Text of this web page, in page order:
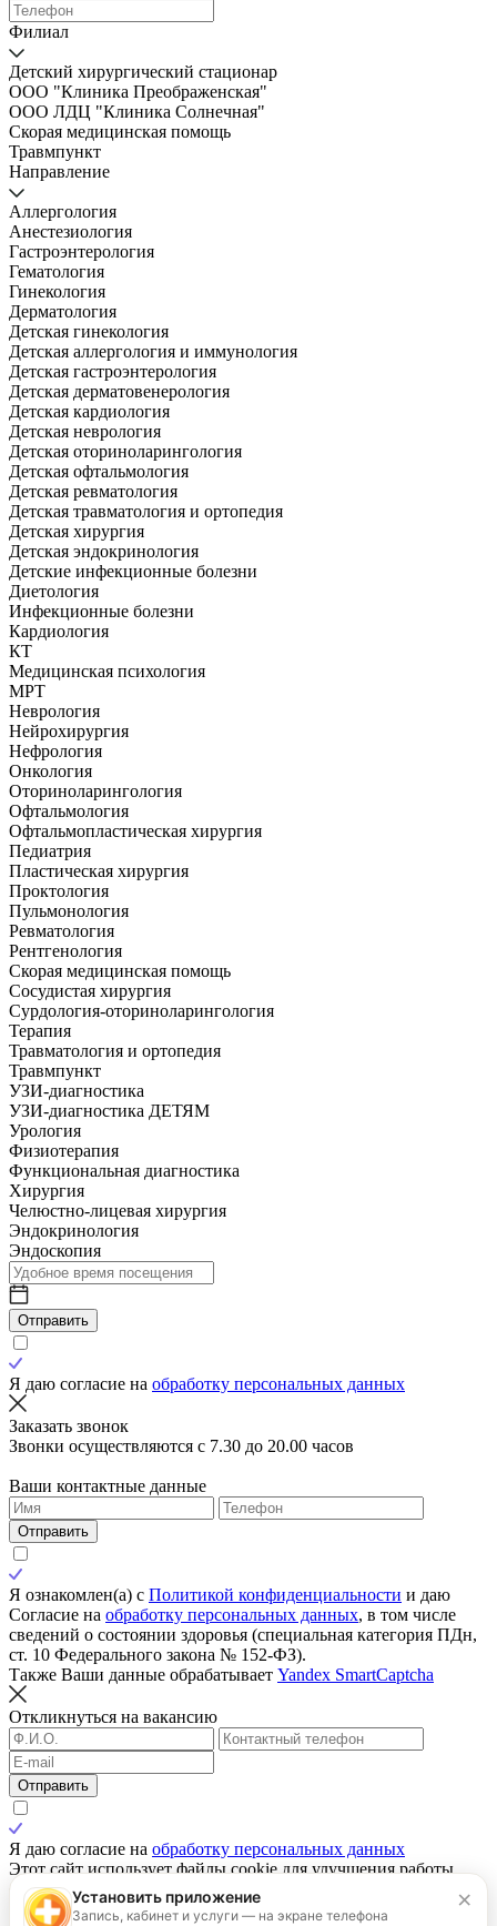
Филиал
Детский хирургический стационар
ООО "Клиника Преображенская"
ООО ЛДЦ "Клиника Солнечная"
Скорая медицинская помощь
Травмпункт
Направление
Аллергология
Анестезиология
Гастроэнтерология
Гематология
Гинекология
Дерматология
Детская гинекология
Детская аллергология и иммунология
Детская гастроэнтерология
Детская дерматовенерология
Детская кардиология
Детская неврология
Детская оториноларингология
Детская офтальмология
Детская ревматология
Детская травматология и ортопедия
Детская хирургия
Детская эндокринология
Детские инфекционные болезни
Диетология
Инфекционные болезни
Кардиология
КТ
Медицинская психология
МРТ
Неврология
Нейрохирургия
Нефрология
Онкология
Оториноларингология
Офтальмология
Офтальмопластическая хирургия
Педиатрия
Пластическая хирургия
Проктология
Пульмонология
Ревматология
Рентгенология
Скорая медицинская помощь
Сосудистая хирургия
Сурдология-оториноларингология
Терапия
Травматология и ортопедия
Травмпункт
УЗИ-диагностика
УЗИ-диагностика ДЕТЯМ
Урология
Физиотерапия
Функциональная диагностика
Хирургия
Челюстно-лицевая хирургия
Эндокринология
Эндоскопия
Отправить
Я даю согласие на обработку персональных данных
Заказать звонок
Звонки осуществляются с 7.30 до 20.00 часов
Ваши контактные данные
Отправить
Я ознакомлен(а) с Политикой конфиденциальности и даю
Согласие на обработку персональных данных, в том числе
сведений о состоянии здоровья (специальная категория ПДн,
ст. 10 Федерального закона № 152-ФЗ).
Также Ваши данные обрабатывает Yandex SmartCaptcha
Откликнуться на вакансию
Отправить
Я даю согласие на обработку персональных данных
Этот сайт использует файлы cookie для улучшения работы,
сбора статистики и обеспечения корректного
функционирования. Нажимая «Согласен», вы даете согласие
Установить приложение
Запись, кабинет и услуги — на экране телефона
×